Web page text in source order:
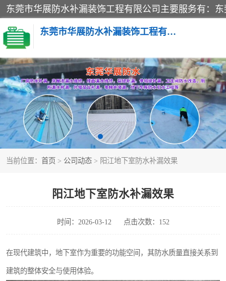
东莞市华展防水补漏装饰工程有限公司
当前位置： 首页 > 公司动态 > 阳江地下室防水补漏效果
阳江地下室防水补漏效果
时间：2026-03-12 点击次数：152
在现代建筑中，地下室作为重要的功能空间，其防水质量直接关系到
建筑的整体安全与使用体验。
楼面防水补漏
阳台卫生间防水补漏
金属房搭建及补漏